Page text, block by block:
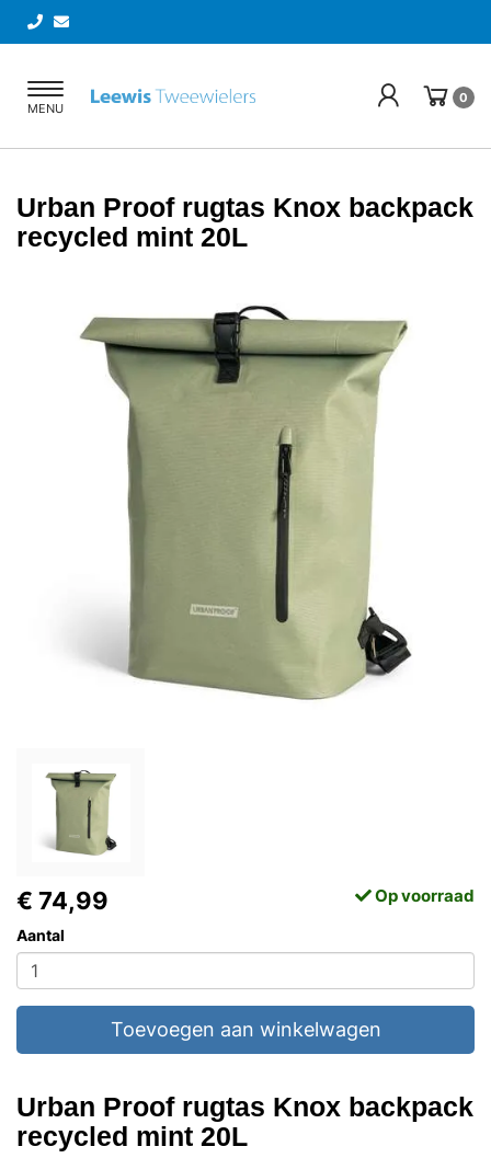
Toggle
navigation
MENU
0
Urban Proof rugtas Knox backpack
recycled mint 20L
€ 74,99 Op voorraad
Aantal
Toevoegen aan winkelwagen
Urban Proof rugtas Knox backpack
recycled mint 20L